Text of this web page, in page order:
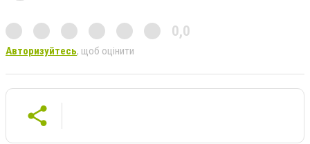
0,0
Авторизуйтесь, щоб оцінити